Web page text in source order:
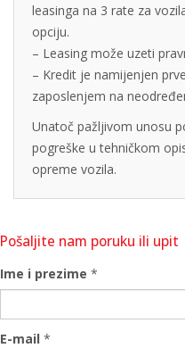
leasinga na 3 rate za
opciju.
– Leasing može uzeti
– Kredit je namijenjen
zaposlenjem na
Unatoč pažljivom unosu
pogreške u tehničkom
opreme vozila.
Pošaljite nam poruku ili upit
Ime i prezime *
E-mail *